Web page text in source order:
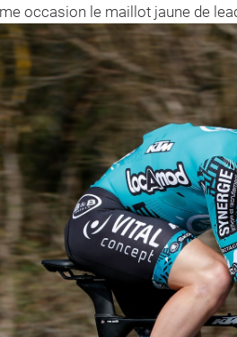
occasion le maillot jaune de